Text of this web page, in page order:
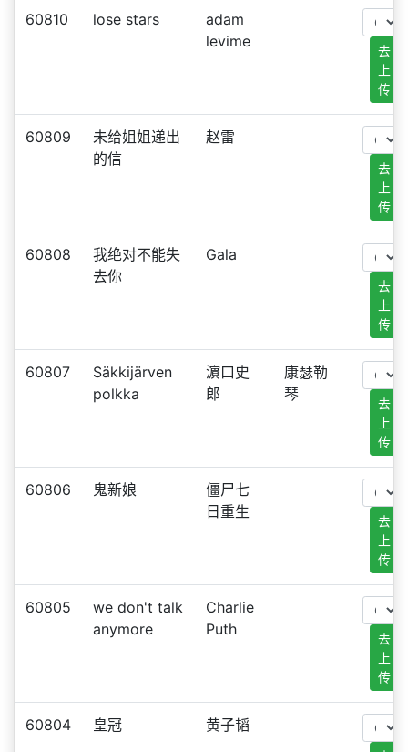
60810 lose stars
adam
levime
去
上
传
60809
未给姐姐递出
的信
赵雷
去
上
传
60808
我绝对不能失
去你
Gala
去
上
传
60807
Säkkijärven
polkka
濵口史
郎
康瑟勒
琴
去
上
传
60806 鬼新娘
僵尸七
日重生
去
上
传
60805
we don't talk
anymore
Charlie
Puth
去
上
传
60804 皇冠 黄子韬